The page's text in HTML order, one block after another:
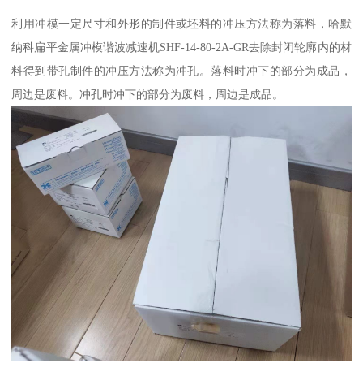
利用冲模一定尺寸和外形的制件或坯料的冲压方法称为落料，哈默
纳科扁平金属冲模谐波减速机SHF-14-80-2A-GR去除封闭轮廓内的材
料得到带孔制件的冲压方法称为冲孔。落料时冲下的部分为成品，
周边是废料。冲孔时冲下的部分为废料，周边是成品。